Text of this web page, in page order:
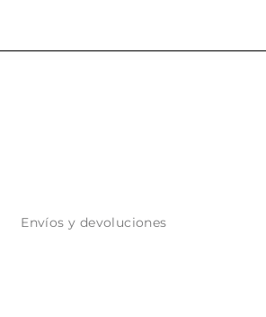
Envíos y devoluciones